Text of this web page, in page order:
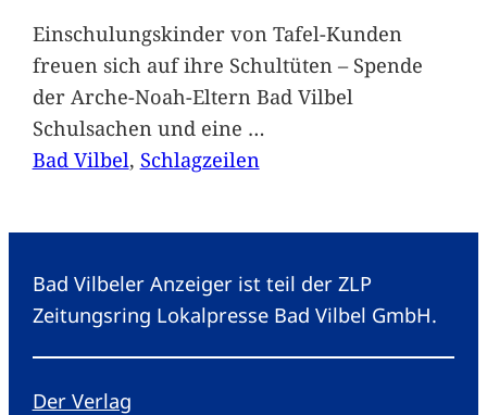
Einschulungskinder von Tafel-Kunden
freuen sich auf ihre Schultüten – Spende
der Arche-Noah-Eltern Bad Vilbel
Schulsachen und eine …
Bad Vilbel, Schlagzeilen
Bad Vilbeler Anzeiger ist teil der ZLP
Zeitungsring Lokalpresse Bad Vilbel GmbH.
Der Verlag